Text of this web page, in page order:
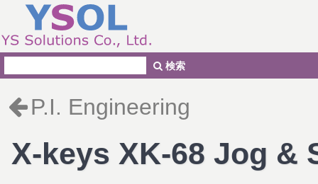
P.I. Engineering
X-keys XK-68 Jog &
検索